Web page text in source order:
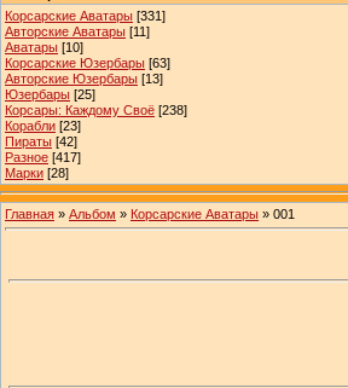
Корсарские Аватары [331]
Авторские Аватары [11]
Аватары [10]
Корсарские Юзербары [63]
Авторские Юзербары [13]
Юзербары [25]
Корсары: Каждому Своё [238]
Корабли [23]
Пираты [42]
Разное [417]
Марки [28]
Главная » Альбом » Корсарские Аватары » 001